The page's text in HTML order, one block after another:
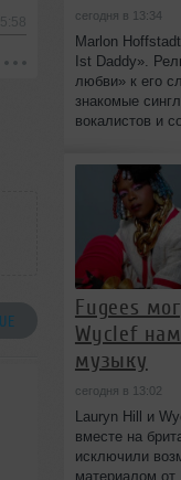
сегодня в 13:34
Marlon
Ist Daddy».
любви» к его
знакомые
вокалистов и
Fugees
Wyclef
музыку
сегодня в 13:02
Lauryn Hill и
вместе на
исключили
материалом